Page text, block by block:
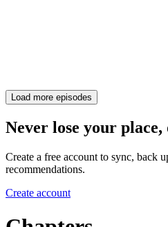
Load more episodes
Never lose your place,
Create a free account to sync, back
recommendations.
Create account